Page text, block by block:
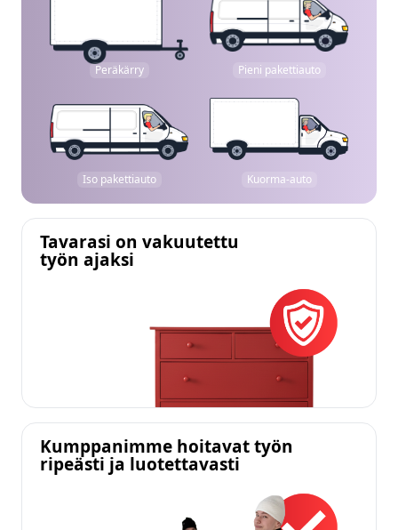
Peräkärry Pieni pakettiauto
Iso pakettiauto Kuorma-auto
Tavarasi on vakuutettu
työn ajaksi
Kumppanimme hoitavat työn
ripeästi ja luotettavasti